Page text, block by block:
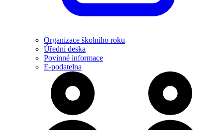
Organizace školního roku
Úřední deska
Povinné informace
E-podatelna